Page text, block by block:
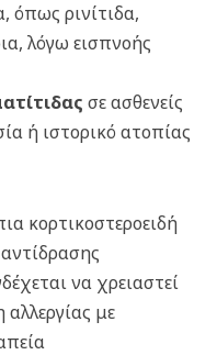
ρινίτιδα,
λόγω εισπνοής
σε ασθενείς
ή ιστορικό ατοπίας
κορτικοστεροειδή
να χρειαστεί
με